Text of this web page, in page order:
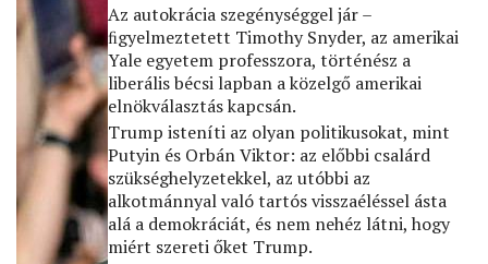
Az autokrácia szegénységgel jár –
ﬁgyelmeztetett Timothy Snyder, az amerikai
Yale egyetem professzora, történész a
liberális bécsi lapban a közelgő amerikai
elnökválasztás kapcsán.
Trump isteníti az olyan politikusokat, mint
Putyin és Orbán Viktor: az előbbi csalárd
szükséghelyzetekkel, az utóbbi az
alkotmánnyal való tartós visszaéléssel ásta
alá a demokráciát, és nem nehéz látni, hogy
miért szereti őket Trump.